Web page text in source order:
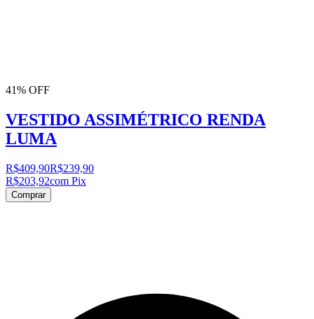
41% OFF
VESTIDO ASSIMÉTRICO RENDA
LUMA
R$409,90R$239,90
R$203,92com Pix
Comprar